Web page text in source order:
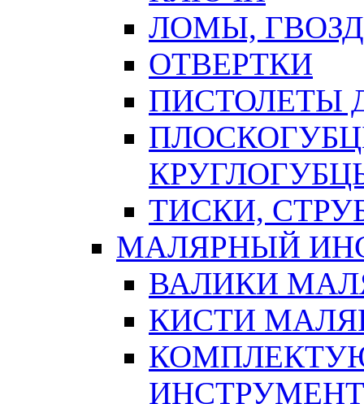
ЛОМЫ,
ОТВЕРТКИ
ПИСТОЛЕТЫ
ТИСКИ,
МАЛЯРНЫЙ
ВАЛИКИ
КИСТИ